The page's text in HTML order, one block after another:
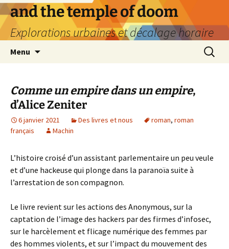
Aller
au
contenu
and the temple of doom
Explorations urbaines et décalage horaire
Menu
Comme un empire dans un empire,
d’Alice Zeniter
6 janvier 2021 Des livres et nous roman, roman
français
Machin
L’histoire croisé d’un assistant parlementaire un peu veule
et d’une hackeuse qui plonge dans la paranoïa suite à
l’arrestation de son compagnon.
Le livre revient sur les actions des Anonymous, sur la
captation de l’image des hackers par des firmes d’infosec,
sur le harcèlement et flicage numérique des femmes par
des hommes violents, et sur l’impact du mouvement des